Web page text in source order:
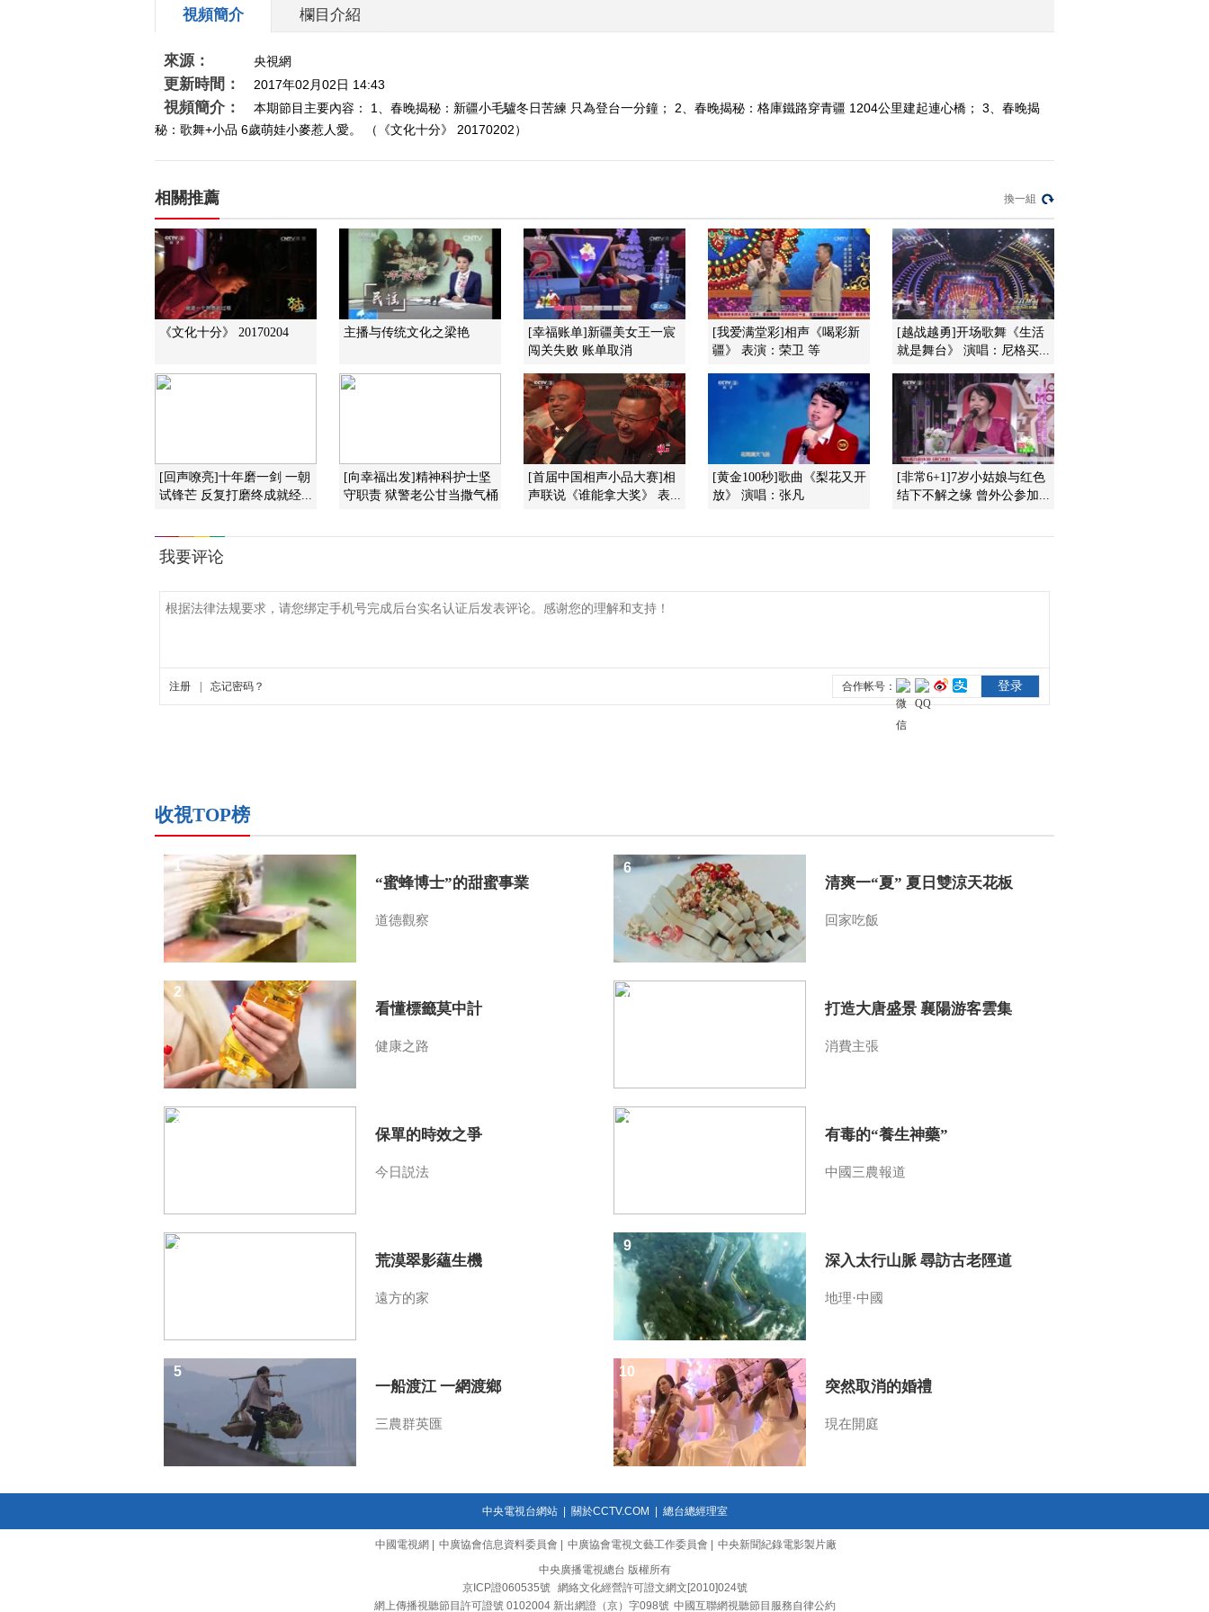
2017-01-27 14:01:42
《文化十分》 20170126
2017-01-26 13:43:43
《文化十分》 20170125
2017-01-25 12:45:43
《文化十分》 20170124
2017-01-24 12:59:42
《文化十分》 20170120
2017-01-19 12:33:41
2017-01-16 13:17:38
《文化十分》 20170112
2017-01-10 12:49:35
視頻簡介 欄目介紹
來源： 央視網
更新時間： 2017年02月02日 14:43
視頻簡介：
本期節目主要內容： 1、春晚揭秘：新疆小毛驢冬日苦練 只為登台一分鐘； 2、春晚揭秘：格庫鐵路穿青疆 1204公里建起連心橋； 3、春晚揭
秘：歌舞+小品 6歲萌娃小麥惹人愛。 （《文化十分》 20170202）
相關推薦 換一組
《文化十分》 20170204 主播与传统文化之梁艳
[幸福账单]新疆美女王一宸
闯关失败 账单取消
[我爱满堂彩]相声《喝彩新
疆》 表演：荣卫 等
[越战越勇]开场歌舞《生活
就是舞台》 演唱：尼格买...
[回声嘹亮]十年磨一剑 一朝
试锋芒 反复打磨终成就经...
[向幸福出发]精神科护士坚
守职责 狱警老公甘当撒气桶
[首届中国相声小品大赛]相
声联说《谁能拿大奖》 表...
[黄金100秒]歌曲《梨花又开
放》 演唱：张凡
[非常6+1]7岁小姑娘与红色
结下不解之缘 曾外公参加...
收視TOP榜
“蜜蜂博士”的甜蜜事業
道德觀察
1
看懂標籤莫中計
健康之路
2
保單的時效之爭
今日説法
3
荒漠翠影蘊生機
遠方的家
4
一船渡江 一網渡鄉
三農群英匯
5
清爽一“夏” 夏日雙涼天花板
回家吃飯
6
打造大唐盛景 襄陽游客雲集
消費主張
7
有毒的“養生神藥”
中國三農報道
8
深入太行山脈 尋訪古老陘道
地理·中國
9
突然取消的婚禮
現在開庭
10
中央電視台網站| 關於CCTV.COM 總台總經理室
中國電視網 中廣協會信息資料委員會 中廣協會電視文藝工作委員會
中央新聞紀錄電影製片廠
中央廣播電視總台 版權所有
京ICP證060535號
網絡文化經營許可證文網文[2010]024號
網上傳播視聽節目許可證號 0102004 新出網證（京）字098號 中國互聯網視聽節目服務自律公約